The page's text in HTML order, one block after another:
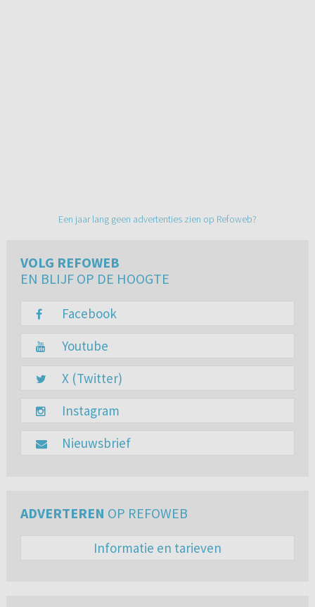
Een jaar lang geen advertenties zien op Refoweb?
VOLG REFOWEB
EN BLIJF OP DE HOOGTE
Facebook
Youtube
X (Twitter)
Instagram
Nieuwsbrief
ADVERTEREN OP REFOWEB
Informatie en tarieven